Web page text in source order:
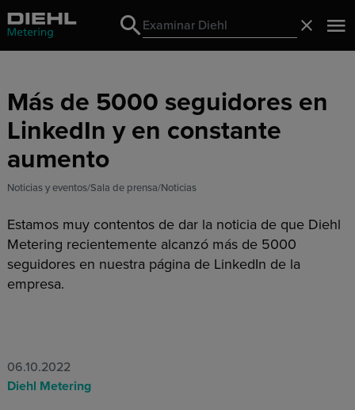
Search
Search
Más de 5000 seguidores en
LinkedIn y en constante
aumento
Noticias y eventos Sala de prensa Noticias
Estamos muy contentos de dar la noticia de que Diehl
Metering recientemente alcanzó más de 5000
seguidores en nuestra página de LinkedIn de la
empresa.
06.10.2022
Diehl Metering